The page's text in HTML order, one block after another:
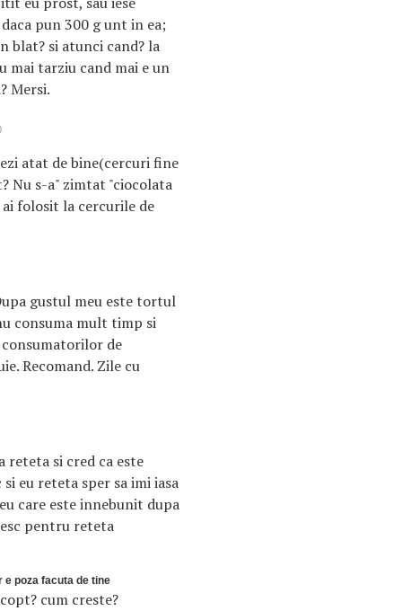
pun 300 g unt in ea;
blat? si atunci cand? la
mai tarziu cand mai e un
Mersi.
atat de bine(cercuri fine
Nu s-a" zimtat "ciocolata
folosit la cercurile de
gustul meu este tortul
consuma mult timp si
consumatorilor de
Recomand. Zile cu
reteta si cred ca este
eu reteta sper sa imi iasa
care este innebunit dupa
pentru reteta
poza facuta de tine
cum creste?